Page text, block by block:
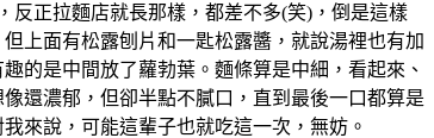
反正拉麵店就長那樣，都差不多(笑)，倒是這樣
上面有松露刨片和一匙松露醬，就說湯裡也有加
的是中間放了蘿勃葉。麵條算是中細，看起來、
還濃郁，但卻半點不膩口，直到最後一口都算是
來說，可能這輩子也就吃這一次，無妨。